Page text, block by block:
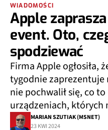
WIADOMOŚCI
Apple
event. Oto,
spodziewać
Firma Apple ogłosiła,
tygodnie
nie pochwalił się, co
urządzeniach, których
MARIAN SZUTIAK (MSNET)
23 KWI 2024